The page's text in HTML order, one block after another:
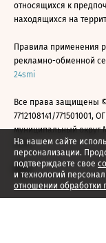
На нашем сайте
персонализации.
подтверждаете свое
и технологий
отношении обработки
относящихся к
находящихся на
Правила применения
рекламно-обменной
24smi
Все права защищены
7712108141/771501001,
муниципальный округ
2026